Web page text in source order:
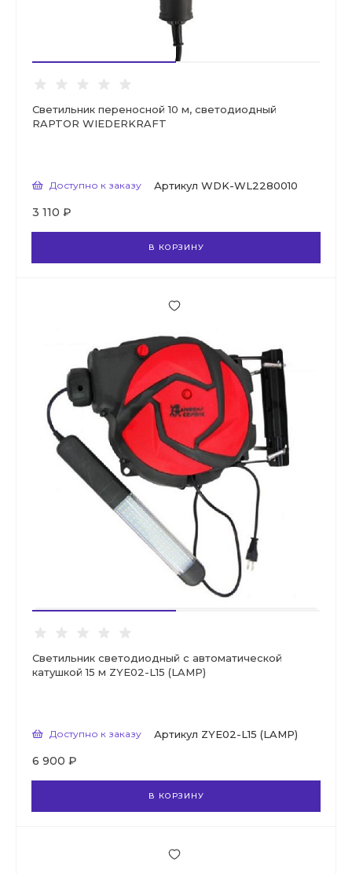
Светильник переносной 10 м, светодиодный
RAPTOR WIEDERKRAFT
Доступно к заказу Артикул WDK-WL2280010
3 110 ₽
В КОРЗИНУ
Светильник светодиодный с автоматической
катушкой 15 м ZYE02-L15 (LAMP)
Доступно к заказу Артикул ZYE02-L15 (LAMP)
6 900 ₽
В КОРЗИНУ